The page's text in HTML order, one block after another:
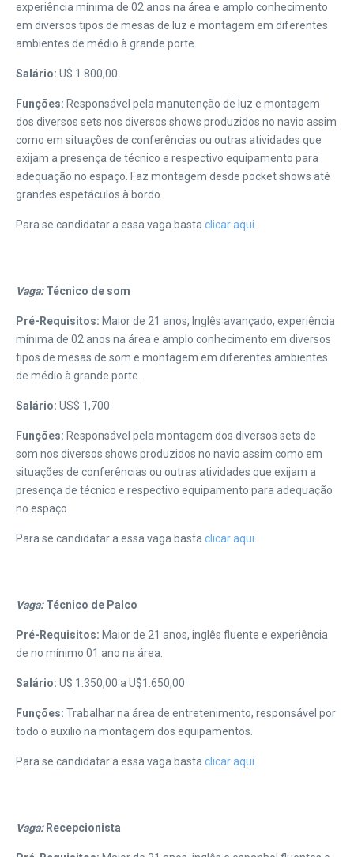
experiência mínima de 02 anos na área e amplo conhecimento
em diversos tipos de mesas de luz e montagem em diferentes
ambientes de médio à grande porte.
Salário: U$ 1.800,00
Funções: Responsável pela manutenção de luz e montagem
dos diversos sets nos diversos shows produzidos no navio assim
como em situações de conferências ou outras atividades que
exijam a presença de técnico e respectivo equipamento para
adequação no espaço. Faz montagem desde pocket shows até
grandes espetáculos à bordo.
Para se candidatar a essa vaga basta clicar aqui
Vaga:Técnico de som
Pré-Requisitos: Maior de 21 anos, Inglês avançado, experiência
mínima de 02 anos na área e amplo conhecimento em diversos
tipos de mesas de som e montagem em diferentes ambientes
de médio à grande porte.
Salário: US$ 1,700
Funções: Responsável pela montagem dos diversos sets de
som nos diversos shows produzidos no navio assim como em
situações de conferências ou outras atividades que exijam a
presença de técnico e respectivo equipamento para adequação
no espaço.
Para se candidatar a essa vaga basta clicar aqui
Vaga:Técnico de Palco
Pré-Requisitos: Maior de 21 anos, inglês fluente e experiência
de no mínimo 01 ano na área.
Salário: U$ 1.350,00 a U$1.650,00
Funções: Trabalhar na área de entretenimento, responsável por
todo o auxilio na montagem dos equipamentos.
Para se candidatar a essa vaga basta clicar aqui
Vaga: Recepcionista